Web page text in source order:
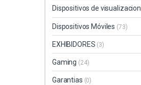
Dispositivos de visualizacion
Dispositivos Móviles (73)
EXHIBIDORES (3)
Gaming (24)
Garantias (0)